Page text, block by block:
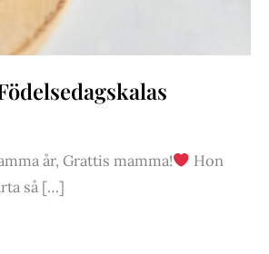
år, Grattis mamma!
Hon
så […]